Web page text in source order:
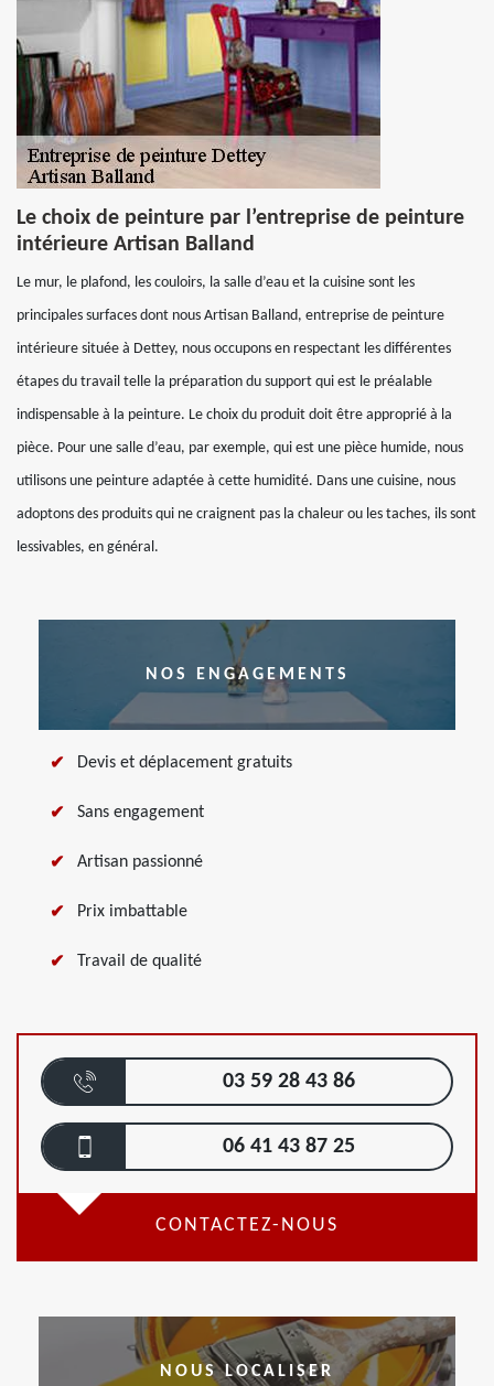
Le choix de peinture par l’entreprise de peinture
intérieure Artisan Balland
Le mur, le plafond, les couloirs, la salle d’eau et la cuisine sont les
principales surfaces dont nous Artisan Balland, entreprise de peinture
intérieure située à Dettey, nous occupons en respectant les différentes
étapes du travail telle la préparation du support qui est le préalable
indispensable à la peinture. Le choix du produit doit être approprié à la
pièce. Pour une salle d’eau, par exemple, qui est une pièce humide, nous
utilisons une peinture adaptée à cette humidité. Dans une cuisine, nous
adoptons des produits qui ne craignent pas la chaleur ou les taches, ils sont
lessivables, en général.
NOS ENGAGEMENTS
Devis et déplacement gratuits
Sans engagement
Artisan passionné
Prix imbattable
Travail de qualité
03 59 28 43 86
06 41 43 87 25
CONTACTEZ-NOUS
NOUS LOCALISER